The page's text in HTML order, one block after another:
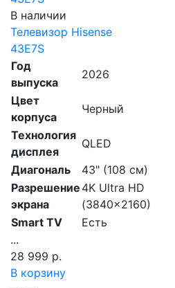
В наличии
Телевизор Hisense
43E7S
Год
выпуска
2026
Цвет
корпуса
Черный
Технология
дисплея
QLED
Диагональ
43" (108 см)
Разрешение
экрана
4K Ultra HD
(3840x2160)
Smart TV
Есть
...
28 999 р.
В корзину